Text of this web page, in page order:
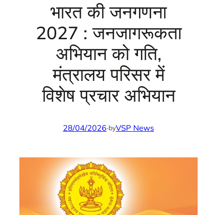
भारत की जनगणना
2027 : जनजागरूकता
अभियान को गति,
मंत्रालय परिसर में
विशेष प्रचार अभियान
28/04/2026·byVSP News